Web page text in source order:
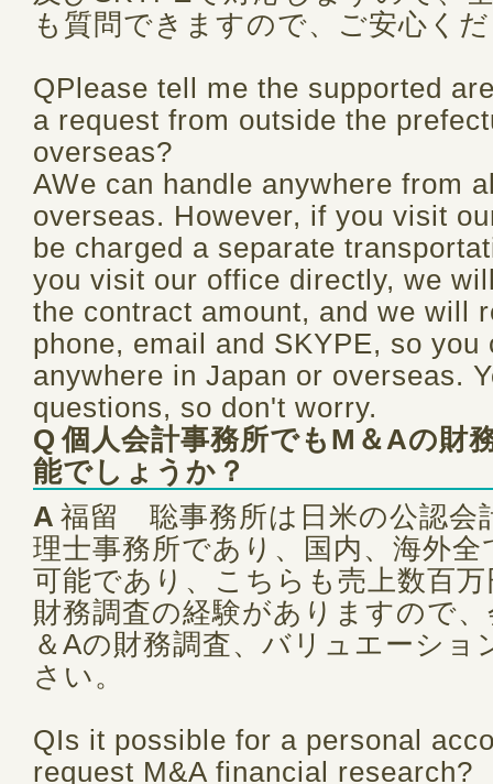
も質問できますので、ご安心く
QPlease tell me the supported
a request from outside the
overseas?
AWe can handle anywhere from
overseas. However, if you visit
be charged a separate
you visit our office directly, we
the contract amount, and we will
phone, email and SKYPE, so you
anywhere in Japan or overseas.
questions, so don't worry.
Q 個人会計事務所でもM＆Aの財
能でしょうか？
A 福留 聡事務所は日米の公認会
理士事務所であり、国内、海外
可能であり、こちらも売上数百
財務調査の経験がありますので
＆Aの財務調査、バリュエーショ
さい。
QIs it possible for a personal
request M&A financial research?